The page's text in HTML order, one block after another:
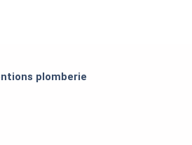
plomberie